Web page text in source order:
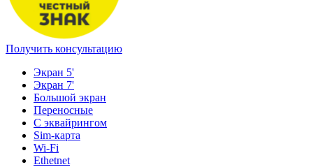
Получить консультацию
Экран 5'
Экран 7'
Большой экран
Переносные
С эквайрингом
Sim-карта
Wi-Fi
Ethetnet